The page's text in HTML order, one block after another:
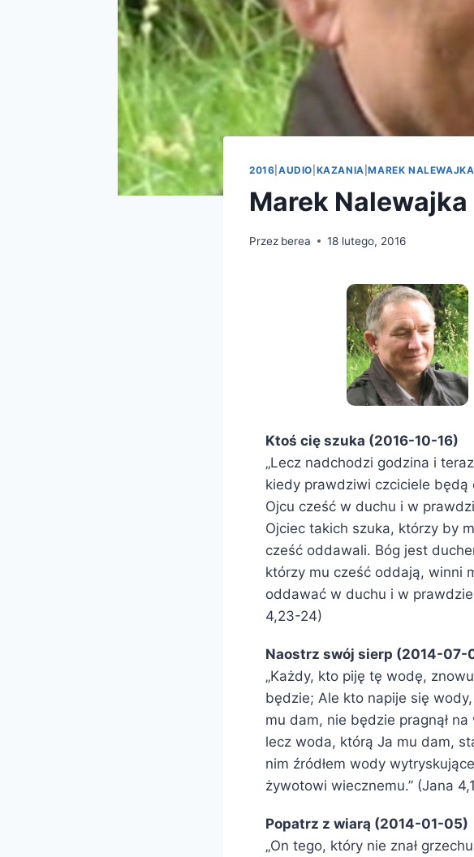
2016 AUDIO KAZANIA |MAREK NALEWAJKA
Marek Nalewajka
Przez berea 18 lutego, 2016
Ktoś cię szuka (2016-10-16)
„Lecz nadchodzi godzina i
kiedy prawdziwi czciciele będą
Ojcu cześć w duchu i w
Ojciec takich szuka, którzy by
cześć oddawali. Bóg jest
którzy mu cześć oddają, winni
oddawać w duchu i w
4,23-24)
Naostrz swój sierp (2014-07-
„Każdy, kto piję tę wodę,
będzie; Ale kto napije się
mu dam, nie będzie pragnął na
lecz woda, którą Ja mu dam,
nim źródłem wody
żywotowi wiecznemu.” (Jana
Popatrz z wiarą (2014-01-05)
„On tego, który nie znał